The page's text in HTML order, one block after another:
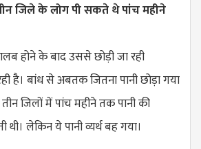
जिले के लोग पी सकते थे पांच महीने
होने के बाद उससे छोड़ी जा रही
है। बांध से अबतक जितना पानी छोड़ा गया
जिलों में पांच महीने तक पानी की
लेकिन ये पानी व्यर्थ बह गया।